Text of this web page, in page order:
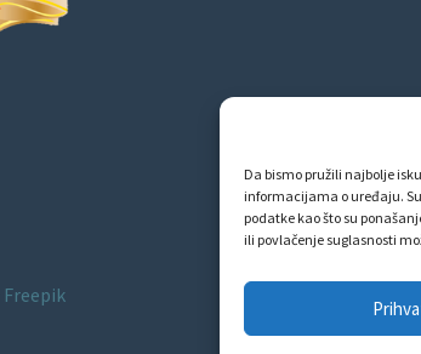
Da bismo pružili najbolje
informacijama o uređaju.
podatke kao što su
ili povlačenje suglasnosti
Freepik